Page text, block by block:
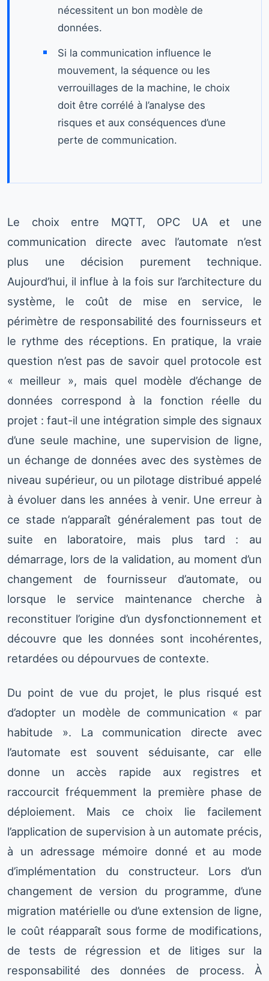
nécessitent un bon modèle de
données.
Si la communication influence le
mouvement, la séquence ou les
verrouillages de la machine, le choix
doit être corrélé à l’analyse des
risques et aux conséquences d’une
perte de communication.
Le choix entre MQTT, OPC UA et une
communication directe avec l’automate n’est
plus une décision purement technique.
Aujourd’hui, il influe à la fois sur l’architecture du
système, le coût de mise en service, le
périmètre de responsabilité des fournisseurs et
le rythme des réceptions. En pratique, la vraie
question n’est pas de savoir quel protocole est
« meilleur », mais quel modèle d’échange de
données correspond à la fonction réelle du
projet : faut-il une intégration simple des signaux
d’une seule machine, une supervision de ligne,
un échange de données avec des systèmes de
niveau supérieur, ou un pilotage distribué appelé
à évoluer dans les années à venir. Une erreur à
ce stade n’apparaît généralement pas tout de
suite en laboratoire, mais plus tard : au
démarrage, lors de la validation, au moment d’un
changement de fournisseur d’automate, ou
lorsque le service maintenance cherche à
reconstituer l’origine d’un dysfonctionnement et
découvre que les données sont incohérentes,
retardées ou dépourvues de contexte.
Du point de vue du projet, le plus risqué est
d’adopter un modèle de communication « par
habitude ». La communication directe avec
l’automate est souvent séduisante, car elle
donne un accès rapide aux registres et
raccourcit fréquemment la première phase de
déploiement. Mais ce choix lie facilement
l’application de supervision à un automate précis,
à un adressage mémoire donné et au mode
d’implémentation du constructeur. Lors d’un
changement de version du programme, d’une
migration matérielle ou d’une extension de ligne,
le coût réapparaît sous forme de modifications,
de tests de régression et de litiges sur la
responsabilité des données de process. À